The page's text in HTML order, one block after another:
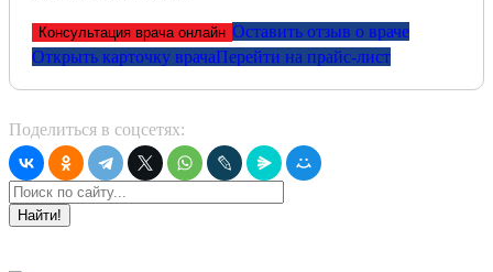
Консультация врача онлайн Оставить отзыв о враче
Открыть карточку врачаПерейти на прайс-лист
Поделиться в соцсетях:
Найти!